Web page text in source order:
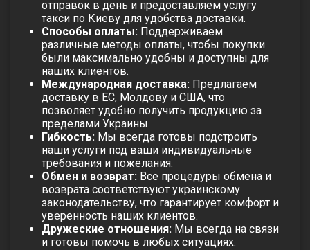
отправок в день и предоставляем услугу
такси по Киеву для удобства доставки.
Способы оплаты: Поддерживаем
различные методы оплаты, чтобы покупки
были максимально удобны и доступны для
наших клиентов.
Международная доставка: Предлагаем
доставку в ЕС, Молдову и США, что
позволяет удобно получить продукцию за
пределами Украины.
Гибкость: Мы всегда готовы подстроить
наши услуги под ваши индивидуальные
требования и пожелания.
Обмен и возврат: Все процедуры обмена и
возврата соответствуют украинскому
законодательству, что гарантирует комфорт и
уверенность наших клиентов.
Дружеские отношения: Мы всегда на связи
и готовы помочь в любых ситуациях.